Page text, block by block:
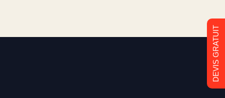
DEVIS GRATUIT